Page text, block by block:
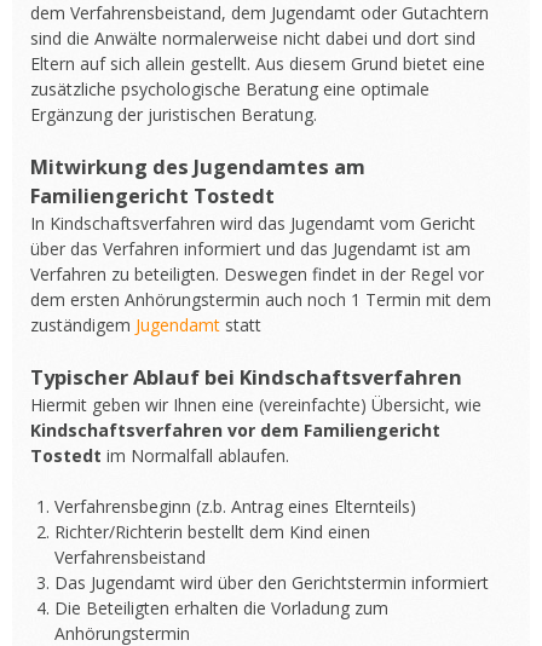
dem Verfahrensbeistand, dem Jugendamt oder Gutachtern
sind die Anwälte normalerweise nicht dabei und dort sind
Eltern auf sich allein gestellt. Aus diesem Grund bietet eine
zusätzliche psychologische Beratung eine optimale
Ergänzung der juristischen Beratung.
Mitwirkung des Jugendamtes am
Familiengericht Tostedt
In Kindschaftsverfahren wird das Jugendamt vom Gericht
über das Verfahren informiert und das Jugendamt ist am
Verfahren zu beteiligten. Deswegen findet in der Regel vor
dem ersten Anhörungstermin auch noch 1 Termin mit dem
zuständigem Jugendamt statt
Typischer Ablauf bei Kindschaftsverfahren
Hiermit geben wir Ihnen eine (vereinfachte) Übersicht, wie
Kindschaftsverfahren vor dem Familiengericht
Tostedt im Normalfall ablaufen.
Verfahrensbeginn (z.b. Antrag eines Elternteils)
Richter/Richterin bestellt dem Kind einen
Verfahrensbeistand
Das Jugendamt wird über den Gerichtstermin informiert
Die Beteiligten erhalten die Vorladung zum
Anhörungstermin